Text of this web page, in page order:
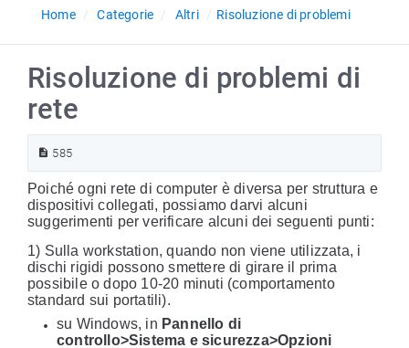
Home
Categorie Altri Risoluzione di problemi
Risoluzione di problemi di
rete
585
Poiché ogni rete di computer è diversa per struttura e
dispositivi collegati, possiamo darvi alcuni
suggerimenti per verificare alcuni dei seguenti punti:
1) Sulla workstation, quando non viene utilizzata, i
dischi rigidi possono smettere di girare il prima
possibile o dopo 10-20 minuti (comportamento
standard sui portatili).
su Windows, in Pannello di
controllo>Sistema e sicurezza>Opzioni